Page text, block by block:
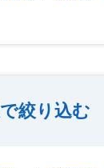
絞り込む